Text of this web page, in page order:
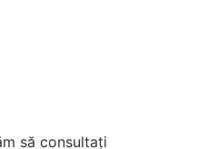
să consultați